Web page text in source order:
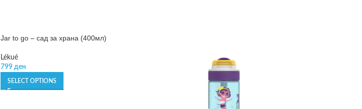
Jar to go – сад за храна (400мл)
Lékué
799 ден
SELECT OPTIONS